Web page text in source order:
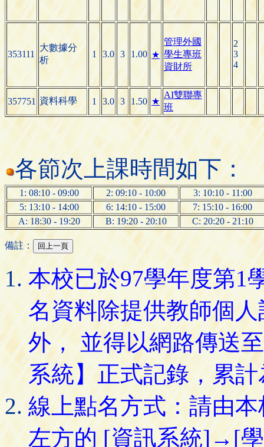
353111
大數據分
析
1 3.0 3 1.00 ★
管理外國
學生專班
資財所
2
3
4
357751 資料科學 1 3.0 3 1.50 ★
AI雙聯專
班
各節次上課時間如下：
1: 08:10 - 09:00 2: 09:10 - 10:00
3: 10:10 - 11:00
5: 13:10 - 14:00
6: 14:10 - 15:00
7: 15:10 - 16:00
A: 18:30 - 19:20
B: 19:20 - 20:10 C: 20:20 - 21:10
備註：
本校已於97學年度第1
名資料除提供教師個
外， 並得以網路傳送
系統】正式記錄，累
線上點名方式：請由
左方的 [資訊系統]→[